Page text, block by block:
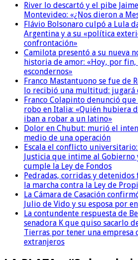
River lo descartó y el pibe
Montevideo: «¿Nos dieron a
Flávio Bolsonaro culpó a Lula
Argentina y a su «política
confrontación»
Camilota presentó a su nueva
historia de amor: «Hoy, por
escondernos»
Franco Mastantuono se fue de
lo recibió una multitud: jugará
Franco Colapinto denunció
robo en Italia: «Quién hubiera
iban a robar a un latino»
Dolor en Chubut: murió el
medio de una operación
Escala el conflicto
Justicia que intime al
cumple la Ley de Fondos
Pedradas, corridas y detenidos
la marcha contra la Ley de
La Cámara de Casación
Julio de Vido y su esposa por
La contundente respuesta de
senadora K que quiso sacarlo
Tierras por tener una empresa
extranjeros